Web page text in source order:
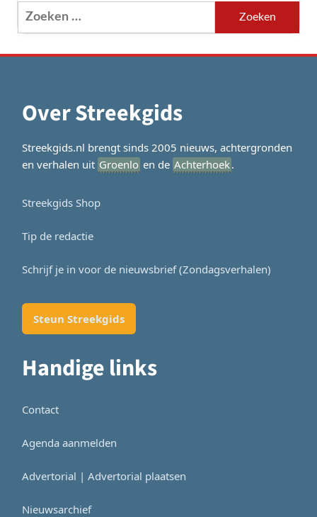
Zoeken
naar:
Over Streekgids
Streekgids.nl brengt sinds 2005 nieuws, achtergronden
en verhalen uit Groenlo en de Achterhoek.
Streekgids Shop
Tip de redactie
Schrijf je in voor de nieuwsbrief (Zondagsverhalen)
Steun Streekgids
Handige links
Contact
Agenda aanmelden
Advertorial | Advertorial plaatsen
Nieuwsarchief